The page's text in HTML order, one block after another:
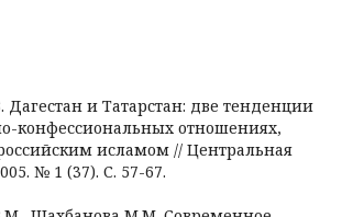
Дагестан и Татарстан: две тенденции
конфессиональных отношениях,
исламом // Центральная
№ 1 (37). С. 57-67.